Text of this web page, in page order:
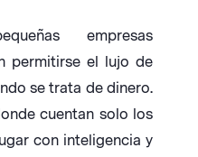
empresas
permitirse el lujo de
se trata de dinero.
cuentan solo los
con inteligencia y